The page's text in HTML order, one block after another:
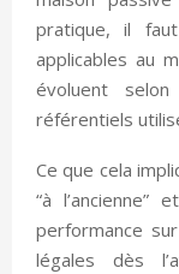
pratique, il
applicables au
évoluent
référentiels
Ce que cela
“à
performance
légales dès